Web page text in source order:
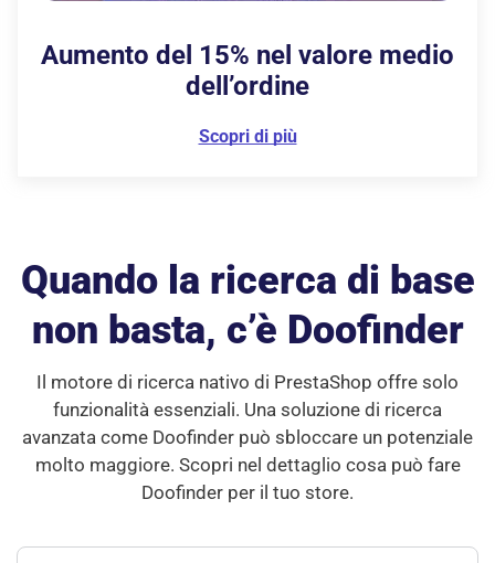
Aumento del 15% nel valore medio
dell’ordine
Scopri di più
Quando la ricerca di base
non basta, c’è Doofinder
Il motore di ricerca nativo di PrestaShop offre solo
funzionalità essenziali. Una soluzione di ricerca
avanzata come Doofinder può sbloccare un potenziale
molto maggiore. Scopri nel dettaglio cosa può fare
Doofinder per il tuo store.